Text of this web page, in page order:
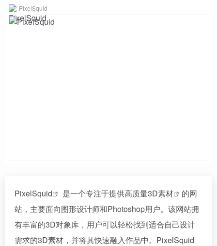
PixelSquid
PixelSquid 是一个专注于提供高质量3D素材
的网
站，主要面向图形设计师和Photoshop用户。该网站拥
有丰富的3D对象库，用户可以轻松找到适合自己设计
需求的3D素材，并将其快速融入作品中。PixelSquid